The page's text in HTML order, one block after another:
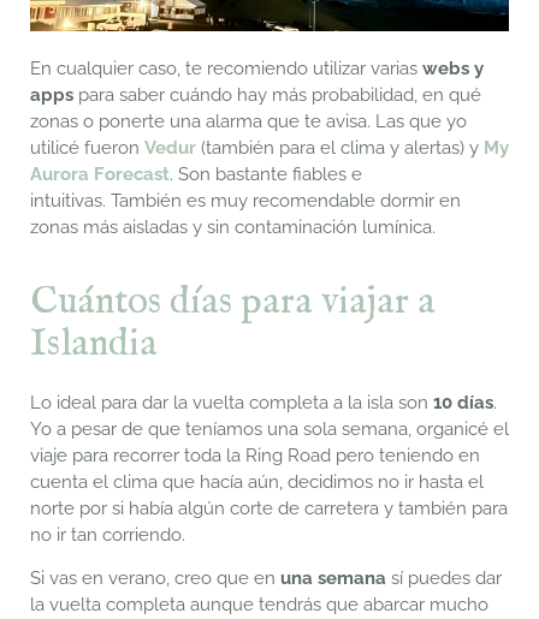
En cualquier caso, te recomiendo utilizar varias webs y
apps para saber cuándo hay más probabilidad, en qué
zonas o ponerte una alarma que te avisa. Las que yo
utilicé fueron Vedur (también para el clima y alertas) y My
Aurora Forecast. Son bastante fiables e
intuitivas. También es muy recomendable dormir en
zonas más aisladas y sin contaminación lumínica.
Cuántos días para viajar a
Islandia
Lo ideal para dar la vuelta completa a la isla son 10 días.
Yo a pesar de que teníamos una sola semana, organicé el
viaje para recorrer toda la Ring Road pero teniendo en
cuenta el clima que hacía aún, decidimos no ir hasta el
norte por si había algún corte de carretera y también para
no ir tan corriendo.
Si vas en verano, creo que en una semana sí puedes dar
la vuelta completa aunque tendrás que abarcar mucho